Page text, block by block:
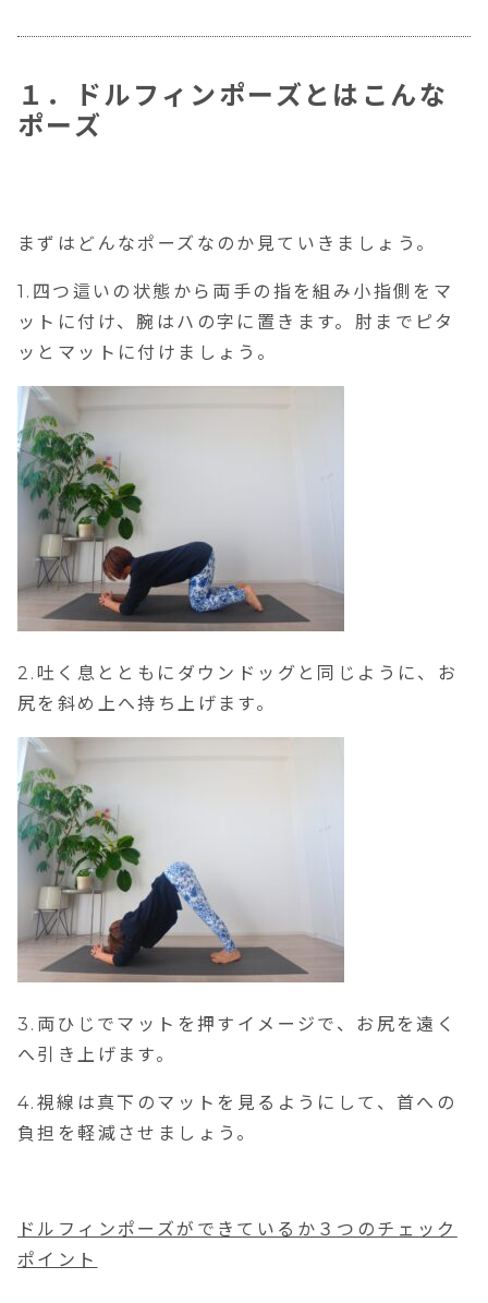
１．ドルフィンポーズとはこんな
ポーズ
まずはどんなポーズなのか見ていきましょう。
1.四つ這いの状態から両手の指を組み小指側をマ
ットに付け、腕はハの字に置きます。肘までピタ
ッとマットに付けましょう。
2.吐く息とともにダウンドッグと同じように、お
尻を斜め上へ持ち上げます。
3.両ひじでマットを押すイメージで、お尻を遠く
へ引き上げます。
4.視線は真下のマットを見るようにして、首への
負担を軽減させましょう。
ドルフィンポーズができているか３つのチェック
ポイント